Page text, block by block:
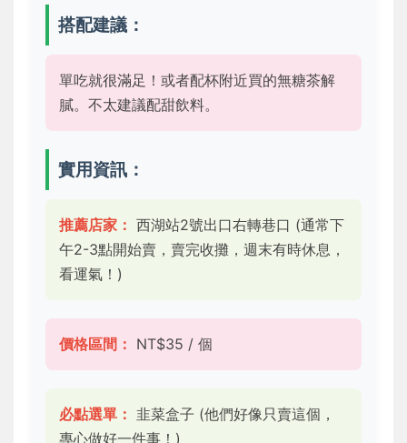
搭配建議：
單吃就很滿足！或者配杯附近買的無糖茶解
膩。不太建議配甜飲料。
實用資訊：
推薦店家： 西湖站2號出口右轉巷口 (通常下
午2-3點開始賣，賣完收攤，週末有時休息，
看運氣！)
價格區間： NT$35 / 個
必點選單： 韭菜盒子 (他們好像只賣這個，
專心做好一件事！)